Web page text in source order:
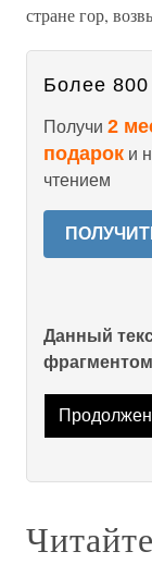
стране гор,
Более 800
Получи 2
подарок и
чтением
Данный